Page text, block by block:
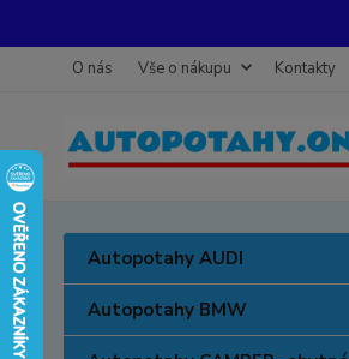
O nás Vše o nákupu Kontakty
Autopotahy AUDI
Autopotahy BMW